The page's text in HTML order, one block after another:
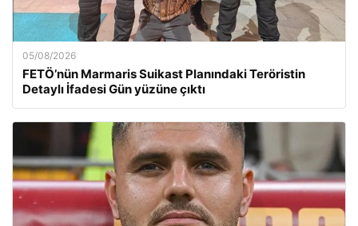
05/08/2026
FETÖ’nün Marmaris Suikast Planındaki Teröristin
Detaylı İfadesi Gün yüzüne çıktı